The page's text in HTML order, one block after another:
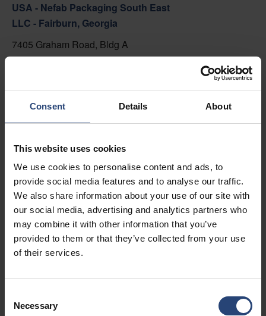
Consent Details About
This website uses cookies
We use cookies to personalise content and ads, to
provide social media features and to analyse our traffic.
We also share information about your use of our site with
our social media, advertising and analytics partners who
may combine it with other information that you’ve
provided to them or that they’ve collected from your use
of their services.
Selection
Necessary
USA - Nefab Packaging South East
LLC - Fairburn, Georgia
7405 Graham Road, Bldg A
Arată pe hartă
USA - Nefab Packaging North LLC -
Illinois
1539 Hunter Rd
Hanover Park, IL 60133
+1 630-451-5345 x50103